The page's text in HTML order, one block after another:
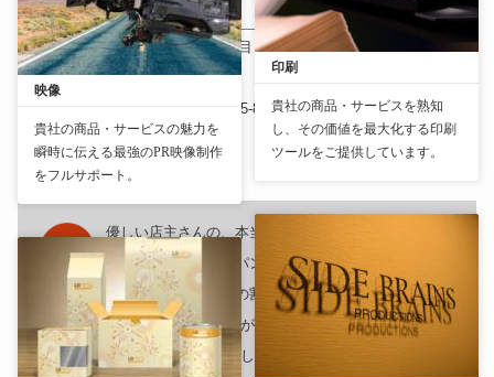
Bakery・FAVORE
〒112-0001 東京都文京区白山２丁目１−１４ ライオンズマンション白
山第３（地図：
）
おすすめランク: 4.1Tel: 03-5615-8757ホームページURL:
https://www.bakery-favore.net/
Bakery・FAVORE
優しい店主さんの、本当に美味しいパン屋さんです。
はじめに、私は普段パンは食べません。大手のさほど
美味しくないし、その割に高いなーと思ってるからで
す。 レビューが良かった&お店が開いていたので立ち寄りまし
たが、買ってみたらとても美味しい、そしてリーズナブ
印刷
貴社の商品・サービスを熟知
し、その価値を最大化する印刷
ツールをご提供しています。
映像
貴社の商品・サービスの魅力を
瞬時に伝える最強のPR映像制作
をフルサポート。